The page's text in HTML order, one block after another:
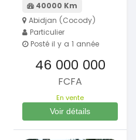
40000 Km
Abidjan (Cocody)
Particulier
Posté il y a 1 année
46 000 000
FCFA
En vente
Voir détails